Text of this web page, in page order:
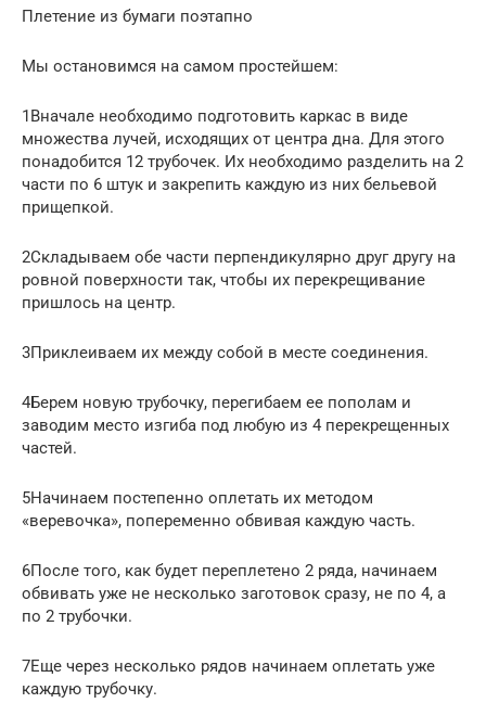
Плетение из бумаги поэтапно
Мы остановимся на самом простейшем:
1Вначале необходимо подготовить каркас в виде
множества лучей, исходящих от центра дна. Для этого
понадобится 12 трубочек. Их необходимо разделить на 2
части по 6 штук и закрепить каждую из них бельевой
прищепкой.
2Складываем обе части перпендикулярно друг другу на
ровной поверхности так, чтобы их перекрещивание
пришлось на центр.
3Приклеиваем их между собой в месте соединения.
4Берем новую трубочку, перегибаем ее пополам и
заводим место изгиба под любую из 4 перекрещенных
частей.
5Начинаем постепенно оплетать их методом
«веревочка», попеременно обвивая каждую часть.
6После того, как будет переплетено 2 ряда, начинаем
обвивать уже не несколько заготовок сразу, не по 4, а
по 2 трубочки.
7Еще через несколько рядов начинаем оплетать уже
каждую трубочку.